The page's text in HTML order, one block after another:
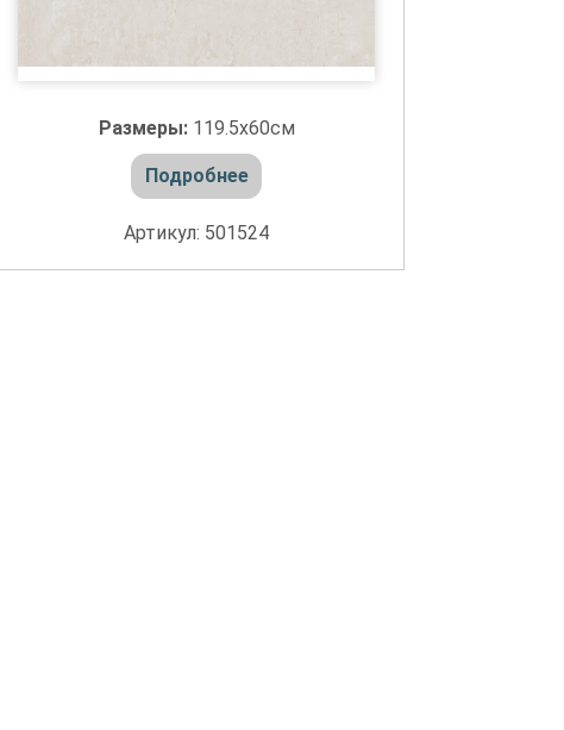
Размеры: 119.5x60см
Подробнее
Артикул: 501524